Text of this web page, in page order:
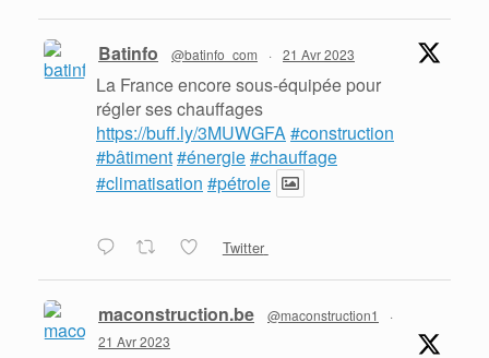
Batinfo @batinfo_com · 21 Avr 2023
La France encore sous-équipée pour
régler ses chauffages
https://buff.ly/3MUWGFA#construction
#bâtiment#énergie#chauffage
#climatisation #pétrole
Twitter
maconstruction.be @maconstruction1
·
21 Avr 2023